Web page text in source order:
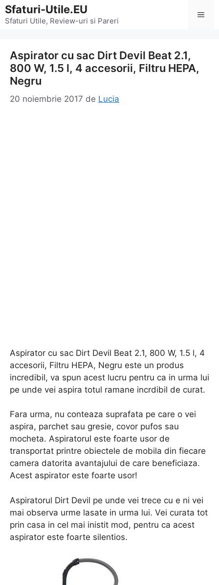
Sari
la
Sfaturi-Utile.EU
Sfaturi Utile, Review-uri si Pareri
Aspirator cu sac Dirt Devil Beat 2.1,
800 W, 1.5 l, 4 accesorii, Filtru HEPA,
Negru
20 noiembrie 2017 de Lucia
Aspirator cu sac Dirt Devil Beat 2.1, 800 W, 1.5 l, 4
accesorii, Filtru HEPA, Negru este un produs
incredibil, va spun acest lucru pentru ca in urma lui
pe unde vei aspira totul ramane incrdibil de curat.
Fara urma, nu conteaza suprafata pe care o vei
aspira, parchet sau gresie, covor pufos sau
mocheta. Aspiratorul este foarte usor de
transportat printre obiectele de mobila din fiecare
camera datorita avantajului de care beneficiaza.
Acest aspirator este foarte usor!
Aspiratorul Dirt Devil pe unde vei trece cu e ni vei
mai observa urme lasate in urma lui. Vei curata tot
prin casa in cel mai inistit mod, pentru ca acest
aspirator este foarte silentios.